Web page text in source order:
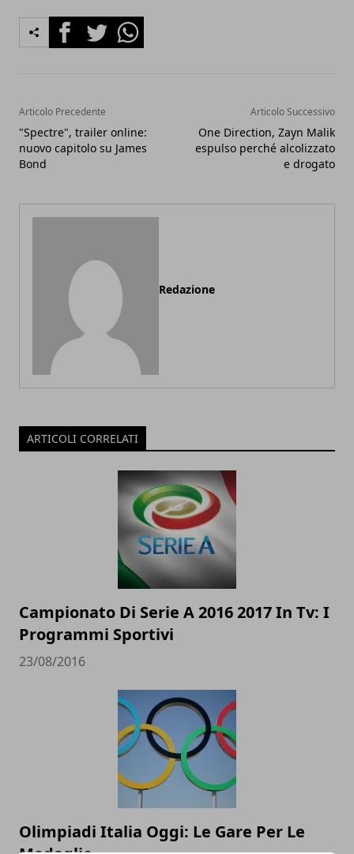
FacebookTwitterWhatsapp
Articolo Precedente
"Spectre", trailer online:
nuovo capitolo su James
Bond
Articolo Successivo
One Direction, Zayn Malik
espulso perché alcolizzato
e drogato
Redazione
ARTICOLI CORRELATI
Campionato Di Serie A 2016 2017 In Tv: I
Programmi Sportivi
23/08/2016
Olimpiadi Italia Oggi: Le Gare Per Le